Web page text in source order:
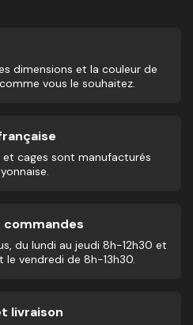
dimensions et la couleur de
vous le souhaitez.
et cages sont manufacturés
du lundi au jeudi 8h-12h30 et
le vendredi de 8h-13h30.
livraison